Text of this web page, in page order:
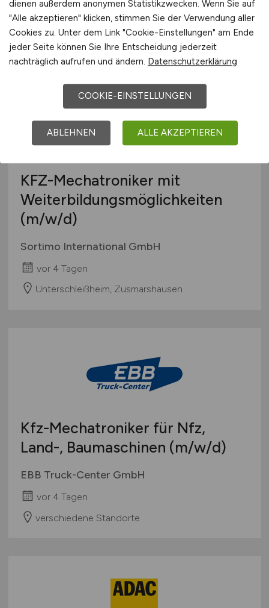
vor 4 Tagen
Marl
KFZ-Mechatroniker mit
Weiterbildungsmöglichkeiten
(m/w/d)
Sortimo International GmbH
vor 4 Tagen
Unterschleißheim, Zusmarshausen
Kfz-Mechatroniker für Nfz,
Land-, Baumaschinen (m/w/d)
EBB Truck-Center GmbH
vor 4 Tagen
verschiedene Standorte
dienen außerdem anonymen Statistikzwecken. Wenn Sie auf
"Alle akzeptieren" klicken, stimmen Sie der Verwendung aller
Cookies zu. Unter dem Link "Cookie-Einstellungen" am Ende
jeder Seite können Sie Ihre Entscheidung jederzeit
nachträglich aufrufen und ändern. Datenschutzerklärung
COOKIE-EINSTELLUNGEN
ABLEHNEN ALLE AKZEPTIEREN